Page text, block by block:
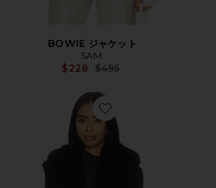
BOWIE ジャケット
SAM.
$228 Previous price:
$495
Favorite VANESSA ベスト